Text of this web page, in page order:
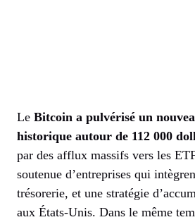
Le Bitcoin a pulvérisé un
historique autour de 112 000
par des afflux massifs vers les
soutenue d’entreprises qui
trésorerie, et une stratégie
aux États-Unis. Dans le même